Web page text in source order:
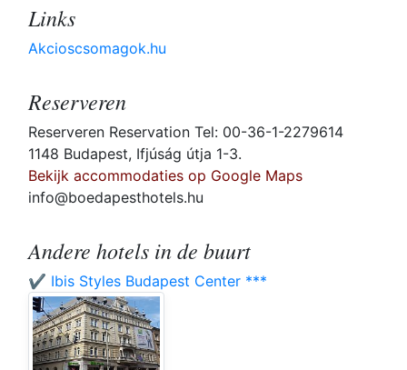
Links
Akcioscsomagok.hu
Reserveren
Reserveren Reservation Tel: 00-36-1-2279614
1148 Budapest, Ifjúság útja 1-3.
Bekijk accommodaties op Google Maps
info@boedapesthotels.hu
Andere hotels in de buurt
✔️ Ibis Styles Budapest Center ***